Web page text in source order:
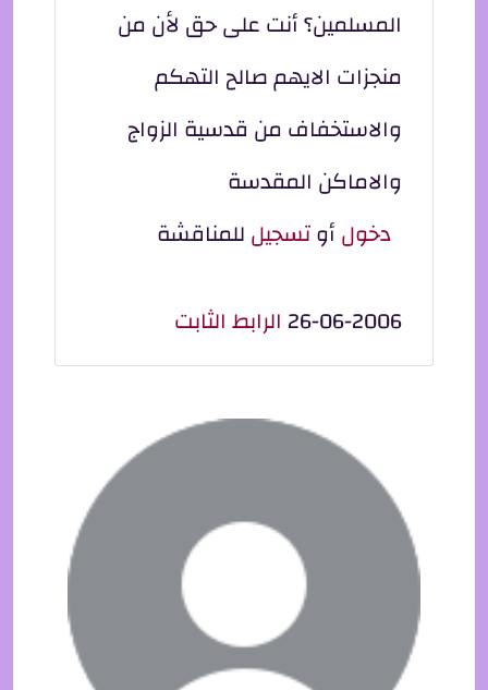
المسلمين؟ أنت على حق لأن من
منجزات الايهم صالح التهكم
والاستخفاف من قدسية الزواج
والاماكن المقدسة
دخولأوتسجيلللمناقشة
26-06-2006 الرابط الثابت